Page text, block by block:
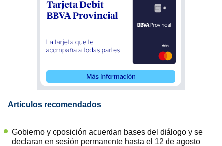
Artículos recomendados
Gobierno y oposición acuerdan bases del diálogo y se
declaran en sesión permanente hasta el 12 de agosto